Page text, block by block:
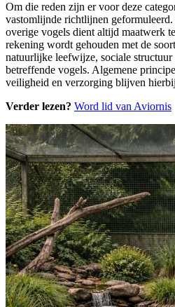
Om die reden zijn er voor deze
vastomlijnde richtlijnen
overige vogels dient altijd maatwerk
rekening wordt gehouden met de
natuurlijke leefwijze, sociale
betreffende vogels. Algemene
veiligheid en verzorging blijven
Verder lezen? Word lid van Aviornis